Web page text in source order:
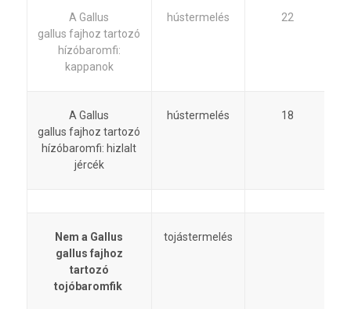
A Gallus
gallus fajhoz tartozó
hízóbaromfi:
kappanok
hústermelés 22
A Gallus
gallus fajhoz tartozó
hízóbaromfi: hizlalt
jércék
hústermelés 18
Nem a Gallus
gallus fajhoz
tartozó
tojóbaromfik
tojástermelés